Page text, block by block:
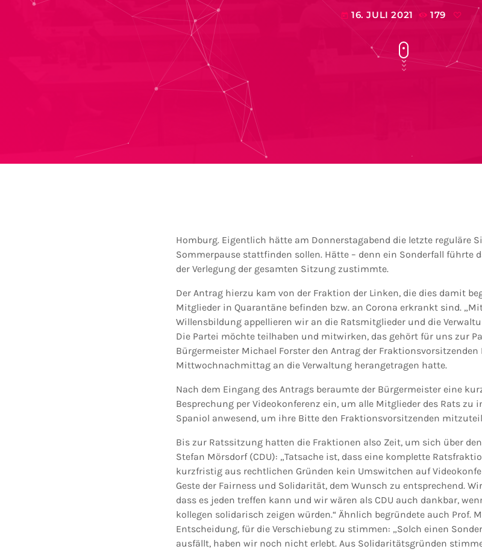
today 16. JULI 2021 179
Homburg. Eigentlich hätte am Donnerstagabend die letzte reguläre
Sommerpause stattfinden sollen. Hätte – denn ein Sonderfall führte
der Verlegung der gesamten Sitzung zustimmte.
Der Antrag hierzu kam von der Fraktion der Linken, die dies damit
Mitglieder in Quarantäne befinden bzw. an Corona erkrankt sind.
Willensbildung appellieren wir an die Ratsmitglieder und die
Die Partei möchte teilhaben und mitwirken, das gehört für uns zur
Bürgermeister Michael Forster den Antrag der
Mittwochnachmittag an die Verwaltung herangetragen hatte.
Nach dem Eingang des Antrags beraumte der Bürgermeister eine
Besprechung per Videokonferenz ein, um alle Mitglieder des Rats zu
Spaniol anwesend, um ihre Bitte den Fraktionsvorsitzenden
Bis zur Ratssitzung hatten die Fraktionen also Zeit, um sich über
Stefan Mörsdorf (CDU): „Tatsache ist, dass eine komplette
kurzfristig aus rechtlichen Gründen kein Umswitchen auf
Geste der Fairness und Solidarität, dem Wunsch zu entsprechend.
dass es jeden treffen kann und wir wären als CDU auch dankbar,
kollegen solidarisch zeigen würden.“ Ähnlich begründete auch Prof.
Entscheidung, für die Verschiebung zu stimmen: „Solch einen
ausfällt, haben wir noch nicht erlebt. Aus Solidaritätsgründen